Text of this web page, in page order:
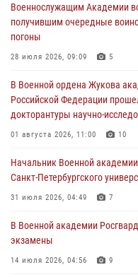
Военная академия
23 июля 2026, 04:51
Курсант Военной академии
22 июля 2026, 09:41
Мастер‑класс по стрельбе:
20 июля 2026, 11:17 8
108 лет со дня образования
Военнослужащим Академии
получившим очередные
погоны
28 июля 2026, 09:09 5
В Военной ордена Жукова
Российской Федерации
докторантуры научно-
01 августа 2026, 11:00 10
Начальник Военной
Санкт-Петербургского
31 июля 2026, 04:49 7
В Военной академии
экзамены
14 июля 2026, 04:56 9